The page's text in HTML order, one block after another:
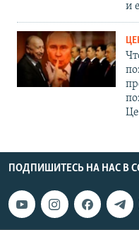
и
ПОДПИШИТЕСЬ НА НАС В